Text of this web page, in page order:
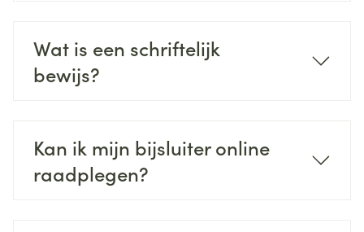
Wat is een schriftelijk
bewijs?
Kan ik mijn bijsluiter online
raadplegen?